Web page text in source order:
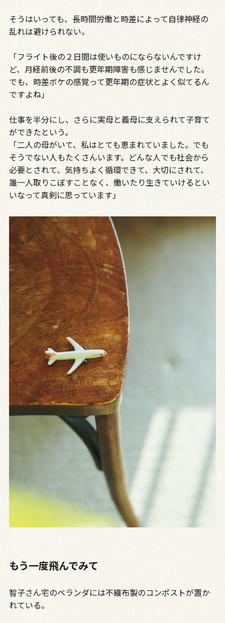
そうはいっても、長時間労働と時差によって自律神経の
乱れは避けられない。
「フライト後の２日間は使いものにならないんですけ
ど、月経前後の不調も更年期障害も感じませんでした。
でも、時差ボケの感覚って更年期の症状とよく似てるん
ですよね」
仕事を半分にし、さらに実母と義母に支えられて子育て
ができたという。
「二人の母がいて、私はとても恵まれていました。でも
そうでない人もたくさんいます。どんな人でも社会から
必要とされて、気持ちよく循環できて、大切にされて、
誰一人取りこぼすことなく、働いたり生きていけるとい
いなって真剣に思っています」
もう一度飛んでみて
智子さん宅のベランダには不織布製のコンポストが置か
れている。